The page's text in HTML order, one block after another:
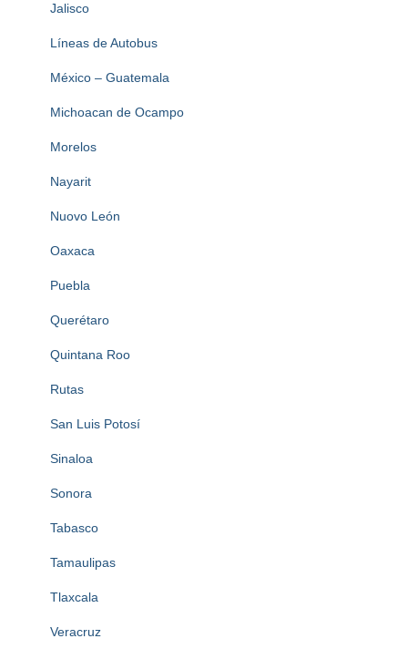
Jalisco
Líneas de Autobus
México – Guatemala
Michoacan de Ocampo
Morelos
Nayarit
Nuovo León
Oaxaca
Puebla
Querétaro
Quintana Roo
Rutas
San Luis Potosí
Sinaloa
Sonora
Tabasco
Tamaulipas
Tlaxcala
Veracruz